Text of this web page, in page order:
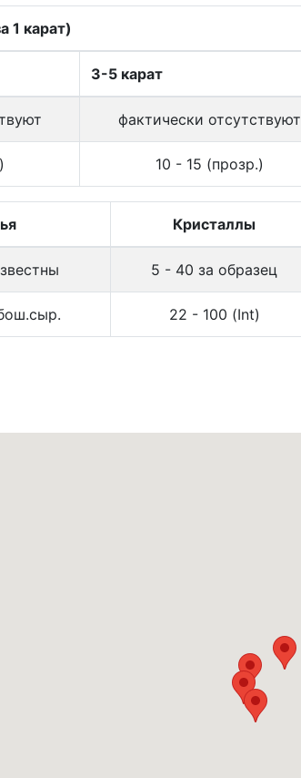
1 карат)
3-5 карат
фактически отсутствуют
10 - 15 (прозр.)
Кристаллы
5 - 40 за образец
22 - 100 (Int)